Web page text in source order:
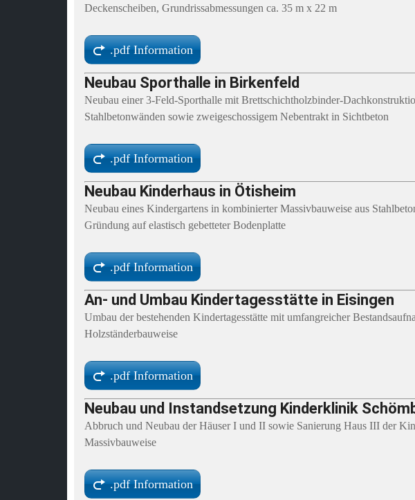
Deckenscheiben, Grundrissabmessungen ca. 35 m x 22 m
.pdf Information
Neubau Sporthalle in Birkenfeld
Neubau einer 3-Feld-Sporthalle mit Brettschichtholzbinder-
Stahlbetonwänden sowie zweigeschossigem Nebentrakt in Sichtbeton
.pdf Information
Neubau Kinderhaus in Ötisheim
Neubau eines Kindergartens in kombinierter Massivbauweise aus
Gründung auf elastisch gebetteter Bodenplatte
.pdf Information
An- und Umbau Kindertagesstätte in Eisingen
Umbau der bestehenden Kindertagesstätte mit umfangreicher
Holzständerbauweise
.pdf Information
Neubau und Instandsetzung Kinderklinik
Abbruch und Neubau der Häuser I und II sowie Sanierung Haus III der
Massivbauweise
.pdf Information